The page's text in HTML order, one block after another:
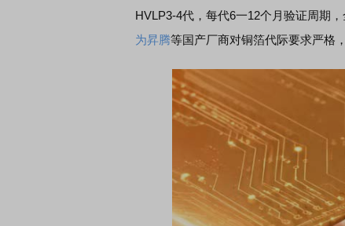
HVLP3-4代，每代6一12个月验证周期，
为昇腾等国产厂商对铜箔代际要求严格